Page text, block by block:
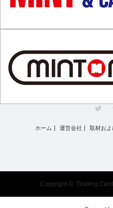
ホーム 運営会社 取材お
Copyright © Trading